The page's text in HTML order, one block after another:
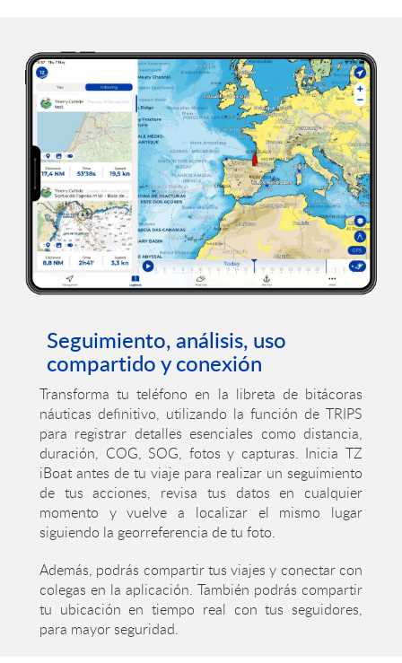
Seguimiento, análisis, uso
compartido y conexión
Transforma tu teléfono en la libreta de bitácoras
náuticas definitivo, utilizando la función de TRIPS
para registrar detalles esenciales como distancia,
duración, COG, SOG, fotos y capturas. Inicia TZ
iBoat antes de tu viaje para realizar un seguimiento
de tus acciones, revisa tus datos en cualquier
momento y vuelve a localizar el mismo lugar
siguiendo la georreferencia de tu foto.
Además, podrás compartir tus viajes y conectar con
colegas en la aplicación. También podrás compartir
tu ubicación en tiempo real con tus seguidores,
para mayor seguridad.